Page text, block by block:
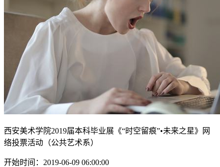
西安美术学院2019届本科毕业展《“时空留痕”•未来之星》网
络投票活动（公共艺术系）
开始时间：2019-06-09 06:00:00